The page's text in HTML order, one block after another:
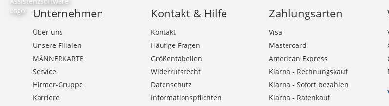
Unternehmen
Über uns
Unsere Filialen
MÄNNERKARTE
Service
Hirmer-Gruppe
Karriere
Kontakt & Hilfe
Kontakt
Häufige Fragen
Größentabellen
Widerrufsrecht
Datenschutz
Informationspflichten
Zahlungsarten
Visa
Mastercard
American Express
Klarna - Rechnungskauf
Klarna - Sofort bezahlen
Klarna - Ratenkauf